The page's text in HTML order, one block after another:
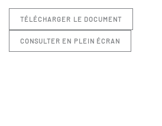
TÉLÉCHARGER LE DOCUMENT
CONSULTER EN PLEIN ÉCRAN